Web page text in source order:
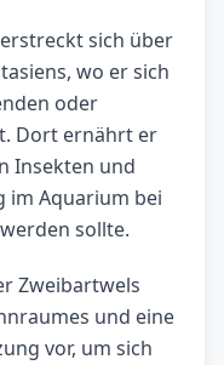
sich über
wo er sich
oder
Dort ernährt er
Insekten und
im Aquarium bei
sollte.
Zweibartwels
und eine
vor, um sich